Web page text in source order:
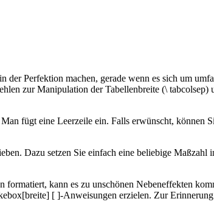
Perfektion machen, gerade wenn es sich um
zur Manipulation der Tabellenbreite (\ tabcolsep)
fügt eine Leerzeile ein. Falls erwünscht, können
Dazu setzen Sie einfach eine beliebige
kann es zu unschönen Nebeneffekten
[ ]-Anweisungen erzielen. Zur